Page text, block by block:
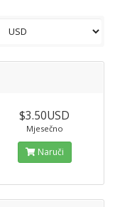
$3.50USD
Mjesečno
Naruči